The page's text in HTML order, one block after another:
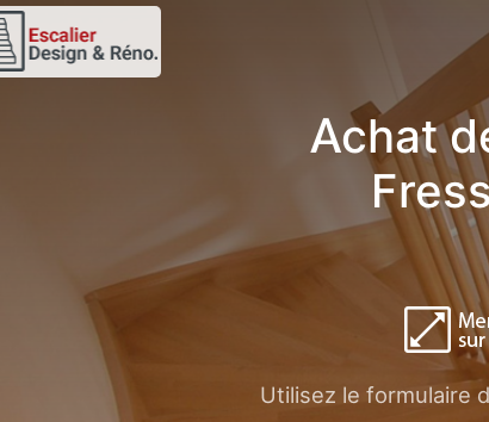
Achat
Utilisez le formulaire